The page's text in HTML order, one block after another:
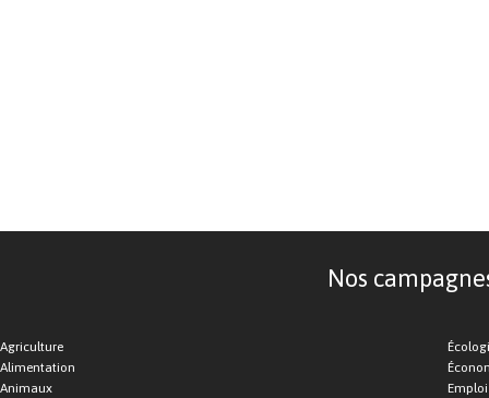
Nos
Agriculture
Alimentation
Animaux
Emploi